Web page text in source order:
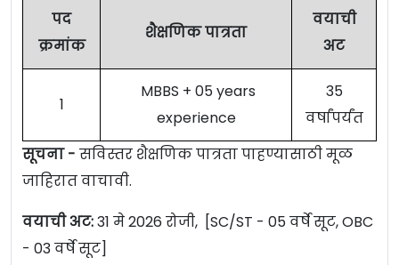
पद
क्रमांक
शैक्षणिक पात्रता
वयाची
अट
1
MBBS + 05 years
experience
35
वर्षांपर्यंत
सूचना - सविस्तर शैक्षणिक पात्रता पाहण्यासाठी मूळ
जाहिरात वाचावी.
वयाची अट:31 मे 2026 रोजी, [SC/ST - 05 वर्षे सूट, OBC
- 03 वर्षे सूट]